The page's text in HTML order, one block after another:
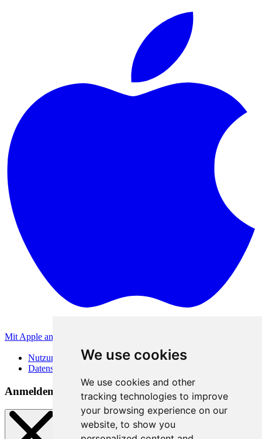
We use cookies
We use cookies and other
tracking technologies to improve
your browsing experience on our
website, to show you
Mit Apple anmelden
Nutzungsbedingungen
Datenschutzerklärung
Anmeldemethoden